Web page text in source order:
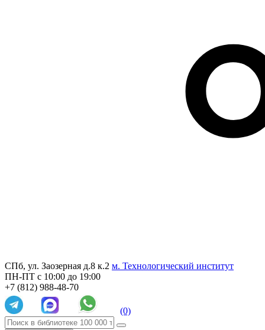
СПб, ул. Заозерная д.8 к.2 м. Технологический институт
ПН-ПТ с 10:00 до 19:00
+7 (812) 988-48-70
(0)